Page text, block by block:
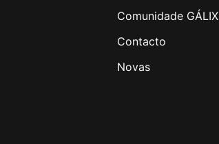
Comunidade GÁLIX
Contacto
Novas